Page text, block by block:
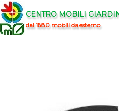
CENTRO MOBILI
dal 1880 mobili da esterno